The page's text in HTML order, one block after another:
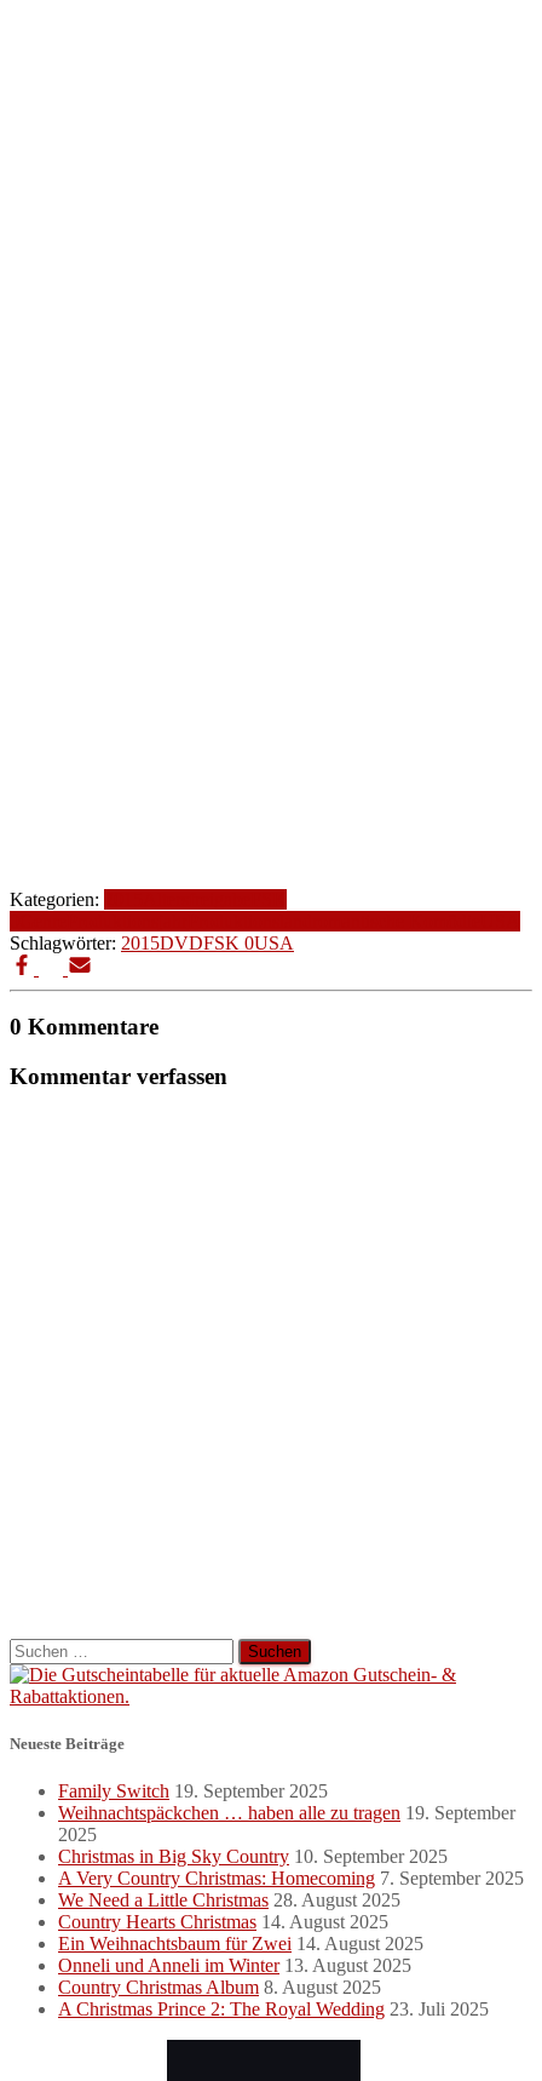
Kategorien:
Schlagwörter: 2015DVDFSK 0USA
0 Kommentare
Kommentar verfassen
Suchen
nach:
Neueste Beiträge
Family Switch 19. September 2025
Weihnachtspäckchen … haben alle zu tragen 19. September
2025
Christmas in Big Sky Country 10. September 2025
A Very Country Christmas: Homecoming 7. September 2025
We Need a Little Christmas 28. August 2025
Country Hearts Christmas 14. August 2025
Ein Weihnachtsbaum für Zwei 14. August 2025
Onneli und Anneli im Winter 13. August 2025
Country Christmas Album 8. August 2025
A Christmas Prince 2: The Royal Wedding 23. Juli 2025